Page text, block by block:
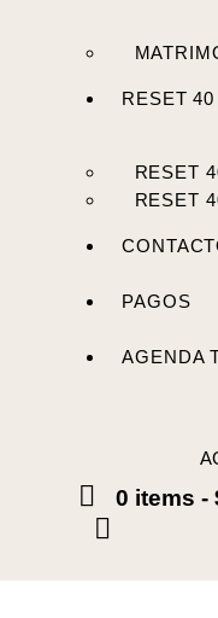
RESET 40
RESET
RESET
PAGOS
AGENDA
0 items -